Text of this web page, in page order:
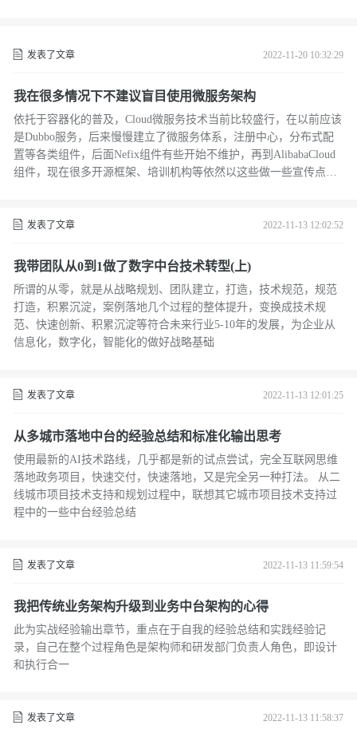
发表了文章 2022-11-20 10:32:29
我在很多情况下不建议盲目使用微服务架构
依托于容器化的普及，Cloud微服务技术当前比较盛行，在以前应该
是Dubbo服务，后来慢慢建立了微服务体系，注册中心，分布式配
置等各类组件，后面Nefix组件有些开始不维护，再到AlibabaCloud
组件，现在很多开源框架、培训机构等依然以这些做一些宣传点。
会引起另一方面的方向失误
发表了文章 2022-11-13 12:02:52
我带团队从0到1做了数字中台技术转型(上)
所谓的从零，就是从战略规划、团队建立，打造，技术规范，规范
打造，积累沉淀，案例落地几个过程的整体提升，变换成技术规
范、快速创新、积累沉淀等符合未来行业5-10年的发展，为企业从
信息化，数字化，智能化的做好战略基础
发表了文章 2022-11-13 12:01:25
从多城市落地中台的经验总结和标准化输出思考
使用最新的AI技术路线，几乎都是新的试点尝试，完全互联网思维
落地政务项目，快速交付，快速落地，又是完全另一种打法。 从二
线城市项目技术支持和规划过程中，联想其它城市项目技术支持过
程中的一些中台经验总结
发表了文章 2022-11-13 11:59:54
我把传统业务架构升级到业务中台架构的心得
此为实战经验输出章节，重点在于自我的经验总结和实践经验记
录，自己在整个过程角色是架构师和研发部门负责人角色，即设计
和执行合一
发表了文章 2022-11-13 11:58:37